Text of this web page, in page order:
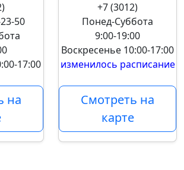
50
17:00
на
+7 (3012)
Понед-Суббота
9:00-19:00
Воскресенье 10:00-17:00
изменилось расписание
Смотреть на
карте